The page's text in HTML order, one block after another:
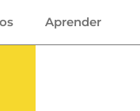
Aprender